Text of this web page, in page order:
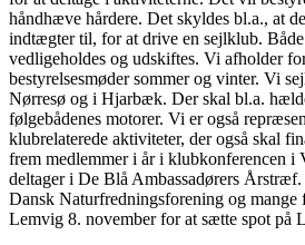
håndhæve hårdere. Det skyldes bl.a., at
indtægter til, for at drive en sejlklub.
vedligeholdes og udskiftes. Vi afholder
bestyrelsesmøder sommer og vinter. Vi
Nørresø og i Hjarbæk. Der skal bl.a.
følgebådenes motorer. Vi er også
klubrelaterede aktiviteter, der også skal
frem medlemmer i år i klubkonferencen i
deltager i De Blå Ambassadørers
Dansk Naturfredningsforening og mange
Lemvig 8. november for at sætte spot på